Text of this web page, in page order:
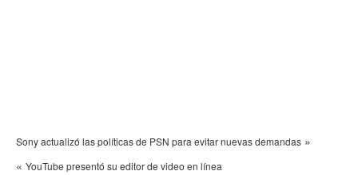
Sony actualizó las políticas de PSN para evitar nuevas demandas »
« YouTube presentó su editor de video en línea